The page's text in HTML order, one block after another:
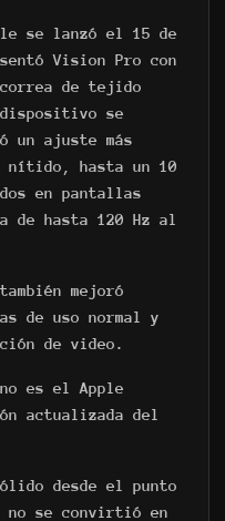
se lanzó el 15 de
Vision Pro con
correa de tejido
se
un ajuste más
nítido, hasta un 10
en pantallas
de hasta 120 Hz al
mejoró
de uso normal y
de video.
es el Apple
actualizada del
desde el punto
no se convirtió en